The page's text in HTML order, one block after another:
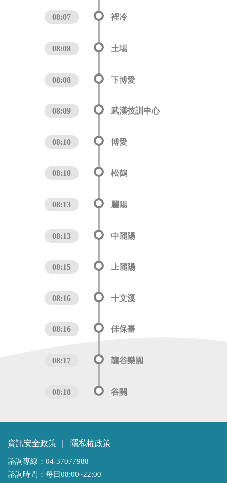
08:07 裡冷
08:08 土場
08:08 下博愛
08:09 武漢技訓中心
08:10 博愛
08:10 松鶴
08:13 麗陽
08:13 中麗陽
08:15 上麗陽
08:16 十文溪
08:16 佳保臺
08:17 龍谷樂園
08:18 谷關
資訊安全政策 隱私權政策
諮詢專線：04-37077988
諮詢時間：每日08:00~22:00